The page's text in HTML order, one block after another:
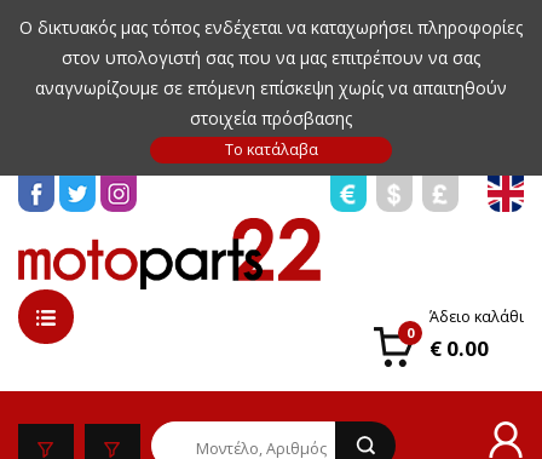
Ο δικτυακός μας τόπος ενδέχεται να καταχωρήσει πληροφορίες
στον υπολογιστή σας που να μας επιτρέπουν να σας
αναγνωρίζουμε σε επόμενη επίσκεψη χωρίς να απαιτηθούν
στοιχεία πρόσβασης
0
Άδειο καλάθι
€ 0.00